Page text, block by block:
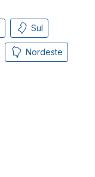
Sul
Nordeste